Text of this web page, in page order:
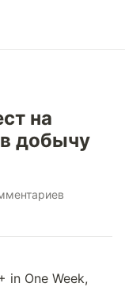
на
добычу